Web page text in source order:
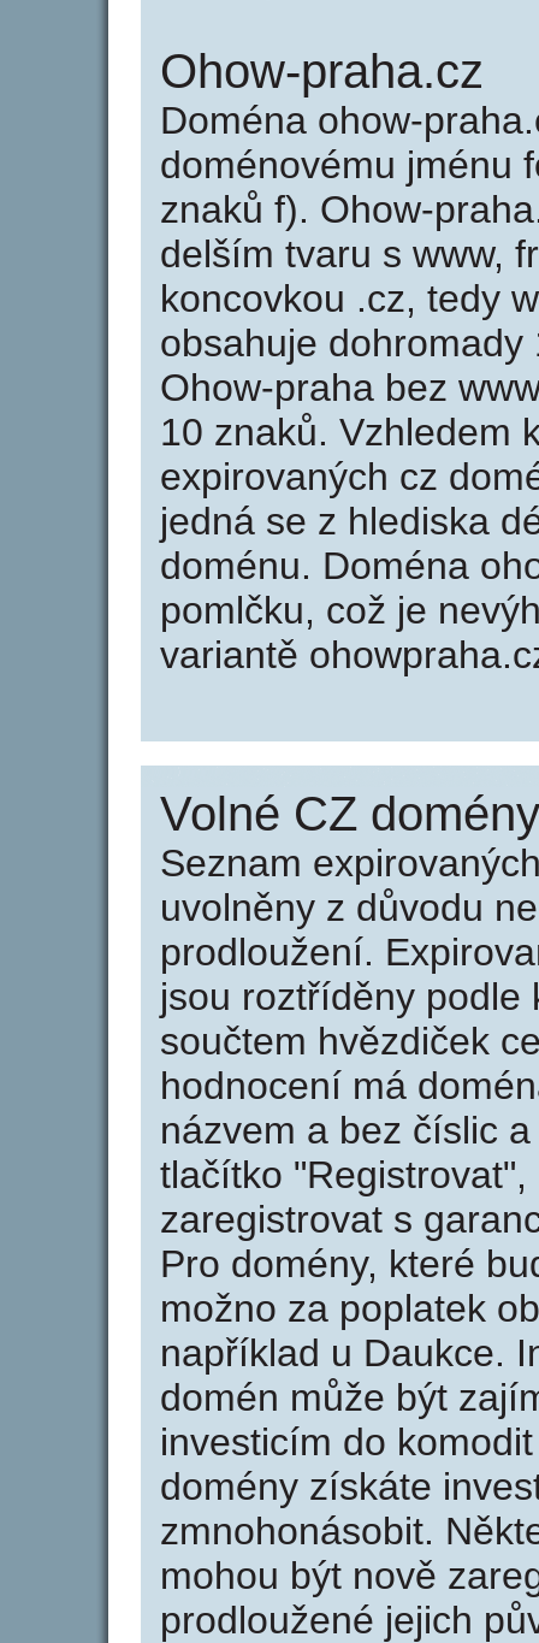
Ohow-praha.cz
Doména ohow-
doménovému jménu
znaků f). Ohow-
delším tvaru s www,
koncovkou .cz, tedy
obsahuje
Ohow-praha bez
10 znaků. Vzhledem
expirovaných cz
jedná se z hlediska
doménu. Doména
pomlčku, což je
variantě
Volné CZ
Seznam
uvolněny z důvodu
prodloužení.
jsou roztříděny podle
součtem hvězdiček
hodnocení má
názvem a bez číslic
tlačítko
zaregistrovat s
Pro domény, které
možno za poplatek
například u Daukce.
domén může být
investicím do
domény získáte
zmnohonásobit.
mohou být nově
prodloužené jejich